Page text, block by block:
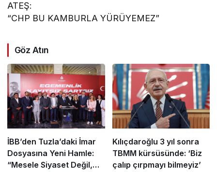
ATEŞ:
“CHP BU KAMBURLA YÜRÜYEMEZ”
Göz Atın
İBB’den Tuzla’daki İmar
Dosyasına Yeni Hamle:
“Mesele Siyaset Değil,
Kılıçdaroğlu 3 yıl sonra
TBMM kürsüsünde: ‘Biz
çalıp çırpmayı bilmeyiz’